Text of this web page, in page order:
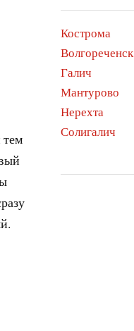
Кострома
Волгореченск
Галич
Мантурово
Нерехта
Солигалич
тем